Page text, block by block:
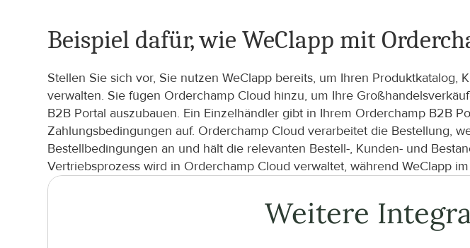
Beispiel dafür, wie WeClapp mit
Stellen Sie sich vor, Sie nutzen WeClapp bereits, um Ihren
verwalten. Sie fügen Orderchamp Cloud hinzu, um Ihre
B2B Portal auszubauen. Ein Einzelhändler gibt in Ihrem Orderchamp B2B
Zahlungsbedingungen auf. Orderchamp Cloud verarbeitet die Bestellung,
Bestellbedingungen an und hält die relevanten Bestell-, Kunden- und
Vertriebsprozess wird in Orderchamp Cloud verwaltet, während WeClapp
Weitere